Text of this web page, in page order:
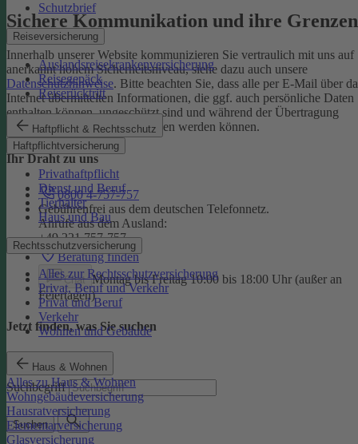
Schutzbrief
Reiseversicherung
Auslandsreisekrankenversicherung
Reisegepäck
Reiserücktritt
Haftpflicht & Rechtsschutz
Haftpflichtversicherung
Privathaftpflicht
Dienst und Beruf
Tierhalter
Haus und Bau
Rechtsschutzversicherung
Alles zur Rechtsschutzversicherung
Privat, Beruf und Verkehr
Privat und Beruf
Verkehr
Wohnen und Gebäude
Haus & Wohnen
Alles zu Haus & Wohnen
Wohngebäudeversicherung
Hausratversicherung
Elementarversicherung
Glasversicherung
Sichere Kommunikation und ihre Grenzen
Innerhalb unserer Website kommunizieren Sie vertraulich mit uns auf
anerkannt hohem Sicherheitsniveau, siehe dazu auch unsere
Datenschutzhinweise. Bitte beachten Sie, dass alle per E-Mail über
Internet übermittelten Informationen, die ggf. auch persönliche Daten
enthalten können, ungeschützt sind und während der Übertragung
potenziell von Dritten eingesehen werden können.
Ihr Draht zu uns
0800 4-757-757
Gebührenfrei aus dem deutschen Telefonnetz.
Anrufe aus dem Ausland:
+49 221 757-757
Beratung finden
Chat Montag bis Freitag 10:00 bis 18:00 Uhr (außer an
Feiertagen)
Jetzt finden, was Sie suchen
Suchbegriff
Suchen